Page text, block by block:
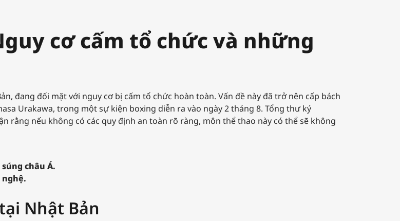
cơ cấm tổ chức và những
đang đối mặt với nguy cơ bị cấm tổ chức hoàn toàn. Vấn đề này đã trở nên cấp bách
Urakawa, trong một sự kiện boxing diễn ra vào ngày 2 tháng 8. Tổng thư ký
rằng nếu không có các quy định an toàn rõ ràng, môn thể thao này có thể sẽ không
châu Á.
Nhật Bản